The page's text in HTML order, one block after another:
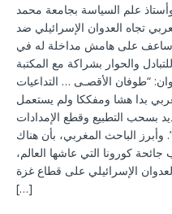
علم السياسة بجامعة محمد
تجاه العدوان الإسرائيلي ضد
ساعف على هامش مداخلة له في
والحوار بشراكة مع المكتبة
“طوفان الأقصـى … التداعيات
بدا هشا ومفككا ولم يستعمل
بسحب التطبيع وقطع الإمدادات
وأبرز الباحث المغربي، بأن هناك
كورونا التي عاشها العالم،
[…]